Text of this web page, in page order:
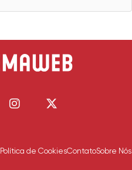
Política de CookiesContatoSobre Nós